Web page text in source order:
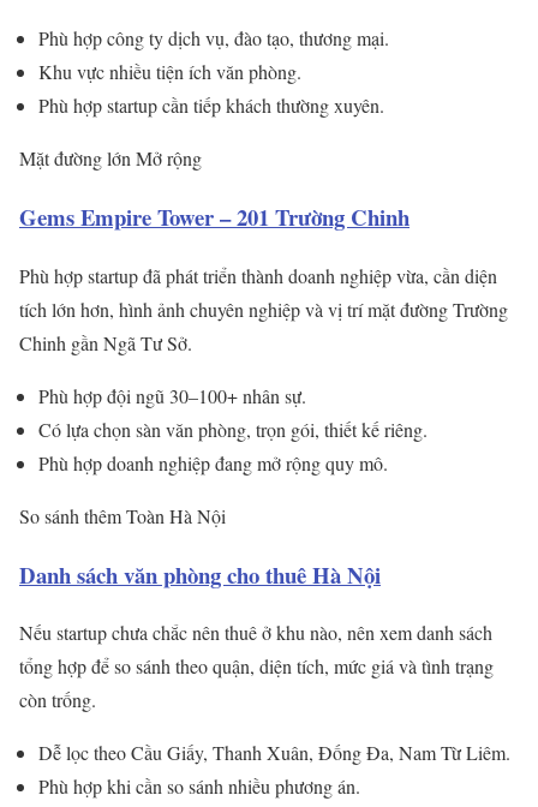
Phù hợp công ty dịch vụ, đào tạo, thương mại.
Khu vực nhiều tiện ích văn phòng.
Phù hợp startup cần tiếp khách thường xuyên.
Mặt đường lớnMở rộng
Gems Empire Tower – 201 Trường Chinh
Phù hợp startup đã phát triển thành doanh nghiệp vừa, cần diện
tích lớn hơn, hình ảnh chuyên nghiệp và vị trí mặt đường Trường
Chinh gần Ngã Tư Sở.
Phù hợp đội ngũ 30–100+ nhân sự.
Có lựa chọn sàn văn phòng, trọn gói, thiết kế riêng.
Phù hợp doanh nghiệp đang mở rộng quy mô.
So sánh thêmToàn Hà Nội
Danh sách văn phòng cho thuê Hà Nội
Nếu startup chưa chắc nên thuê ở khu nào, nên xem danh sách
tổng hợp để so sánh theo quận, diện tích, mức giá và tình trạng
còn trống.
Dễ lọc theo Cầu Giấy, Thanh Xuân, Đống Đa, Nam Từ Liêm.
Phù hợp khi cần so sánh nhiều phương án.